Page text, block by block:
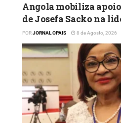
Angola mobiliza
de Josefa Sacko na
PORJORNAL OPAIS 8 de Agosto, 2026